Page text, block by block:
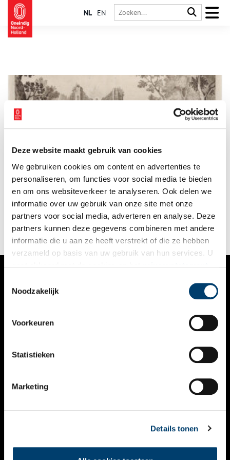
Deze website maakt gebruik van cookies
We gebruiken cookies om content en advertenties te
personaliseren, om functies voor social media te bieden
en om ons websiteverkeer te analyseren. Ook delen we
informatie over uw gebruik van onze site met onze
partners voor social media, adverteren en analyse. Deze
partners kunnen deze gegevens combineren met andere
informatie die u aan ze heeft verstrekt of die ze hebben
verzameld op basis van uw gebruik van hun services. U
Noodzakelijk
Voorkeuren
Statistieken
Marketing
Details tonen
NL EN
Al meer dan zeshonderd jaar heeft het heiligdom ’Onze Lieve
Vrouw ter Nood’ bij Heiloo een grote aantrekkingskracht op
mensen. Jaarlijks komen nog steeds rond de 10.000 mannen,
vrouwen, kinderen, katholieken en niet-katholieken, naar deze
bijzondere plaats. Het heiligdom is aan Maria toegewijd en
velen ervaren haar heilzame aanwezigheid op dit verborgen
plekje in Noord-Holland.
VERHALEN
KALENDER
THEMA’S
VIDEO’S
CONTACT